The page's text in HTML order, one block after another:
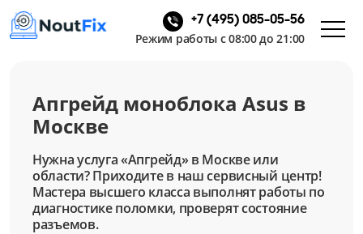
+7 (495) 085-05-56
Режим работы с 08:00 до 21:00
Апгрейд моноблока Asus в
Москве
Нужна услуга «Апгрейд» в Москве или
области? Приходите в наш сервисный центр!
Мастера высшего класса выполнят работы по
диагностике поломки, проверят состояние
разъемов.